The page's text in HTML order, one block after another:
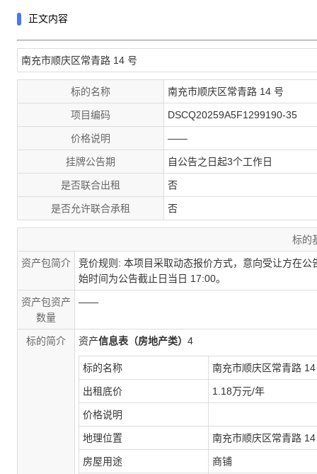
正文内容
南充市顺庆区常青路 14 号
标的名称 南充市顺庆区常青路 14 号
项目编码 DSCQ20259A5F1299190-35
价格说明 ——
挂牌公告期 自公告之日起3个工作日
是否联合出租 否
是否允许联合承租 否
标的
资产包简介
竞价规则: 本项目采取动态报价方式，意向受让方在
始时间为公告截止日当日 17:00。
资产包资产
数量
——
标的简介 资产信息表（房地产类） 4
标的名称 南充市顺庆区常青路
出租底价 1 18万元/年
价格说明
地理位置 南充市顺庆区常青路
房屋用途 商铺